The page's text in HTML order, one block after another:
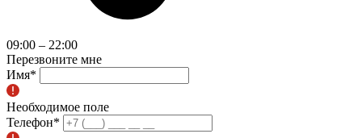
09:00 – 22:00
Перезвоните мне
Имя*
Необходимое поле
Телефон*